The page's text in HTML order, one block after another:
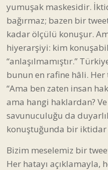
yumuşak maskesidir.
bağırmaz; bazen bir
kadar ölçülü konuşur.
hiyerarşiyi: kim
“anlaşılmamıştır.”
bunun en rafine hâli. Her
“Ama ben zaten insan
ama hangi haklardan?
savunuculuğu da
konuştuğunda bir
Bizim meselemiz bir
Her hatayı açıklamayla,